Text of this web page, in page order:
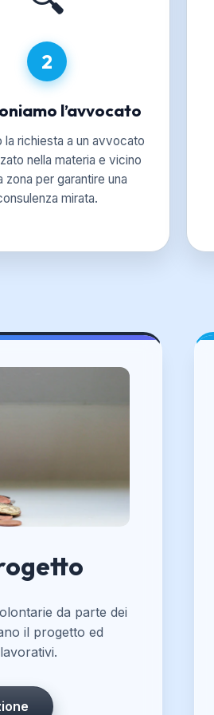
2
l’avvocato
la richiesta a un avvocato
nella materia e vicino
zona per garantire una
mirata.
da parte dei
il progetto ed